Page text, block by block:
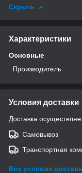
Скрыть
Характеристики
Основные
Производитель
Условия доставки
Доставка
Самовывоз
Транспортная
Все условия